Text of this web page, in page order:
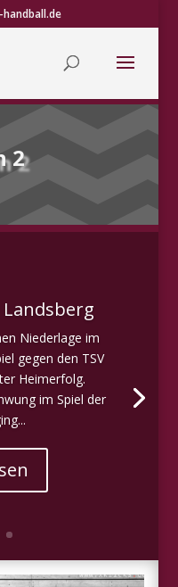
2
Niederlage im
gegen den TSV
Heimerfolg.
im Spiel der